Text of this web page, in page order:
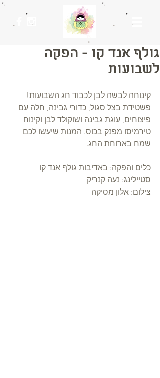
גולף אנד קו - הפקה
לשבועות
קינוחה לבשה לבן לכבוד חג השבועות!
פשטידת בצל סגול, כדורי גבינה, חלה עם
פיצוחים, עוגת גבינה ושוקולד לבן וקינוח
טירמיסו מפנק בכוס. המנות שיעשו לכם
שמח בארוחת החג.
כלים והפקה: באדיבות גולף אנד קו
סטיילינג: נעה קנריק
צילום: אלון מסיקה